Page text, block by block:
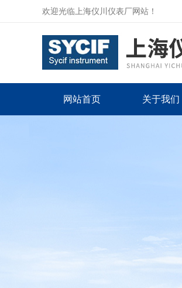
欢迎光临上海仪川仪表厂网站！
网站首页 关于我们